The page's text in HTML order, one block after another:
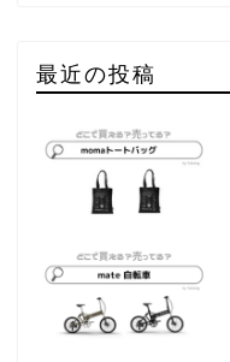
最近の投稿